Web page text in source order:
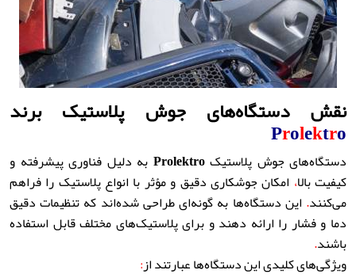
نقش دستگاه‌های جوش پلاستیک برند
Prolektro
دستگاه‌های جوش پلاستیکProlektro به دلیل فناوری پیشرفته و
کیفیت بالا، امکان جوشکاری دقیق و مؤثر با انواع پلاستیک را فراهم
می‌کنند. این دستگاه‌ها به گونه‌ای طراحی شده‌اند که تنظیمات دقیق
دما و فشار را ارائه دهند و برای پلاستیک‌های مختلف قابل استفاده
باشند.
ویژگی‌های کلیدی این دستگاه‌ها عبارتند از: